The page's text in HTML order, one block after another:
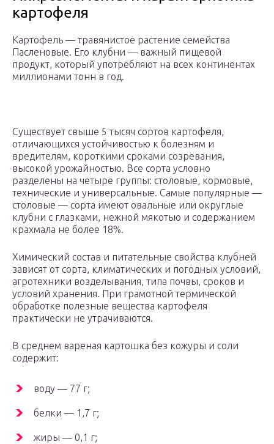
картофеля
Картофель — травянистое растение семейства
Пасленовые. Его клубни — важный пищевой
продукт, который употребляют на всех континентах
миллионами тонн в год.
Существует свыше 5 тысяч сортов картофеля,
отличающихся устойчивостью к болезням и
вредителям, короткими сроками созревания,
высокой урожайностью. Все сорта условно
разделены на четыре группы: столовые, кормовые,
технические и универсальные. Самые популярные —
столовые — сорта имеют овальные или округлые
клубни с глазками, нежной мякотью и содержанием
крахмала не более 18%.
Химический состав и питательные свойства клубней
зависят от сорта, климатических и погодных условий,
агротехники возделывания, типа почвы, сроков и
условий хранения. При грамотной термической
обработке полезные вещества картофеля
практически не утрачиваются.
В среднем вареная картошка без кожуры и соли
содержит:
воду — 77 г;
белки — 1,7 г;
жиры — 0,1 г;